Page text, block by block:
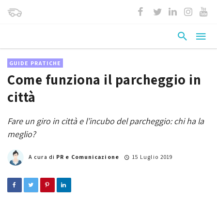
GUIDE PRATICHE
Come funziona il parcheggio in
città
Fare un giro in città e l’incubo del parcheggio: chi ha la
meglio?
A cura di PR e Comunicazione 15 Luglio 2019